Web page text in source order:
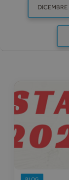
DICEMBRE